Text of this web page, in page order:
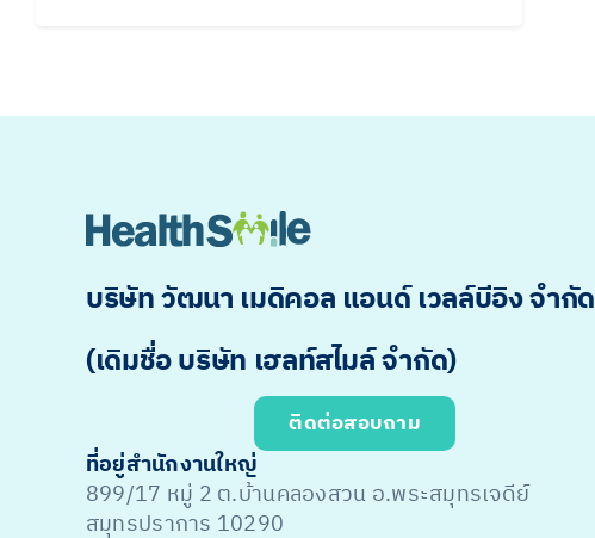
บริษัท วัฒนา เมดิคอล แอนด์ เวลล์บีอิง จำกัด
(เดิมชื่อ บริษัท เฮลท์สไมล์ จำกัด)
ติดต่อสอบถาม
ที่อยู่สำนักงานใหญ่
899/17 หมู่ 2 ต.บ้านคลองสวน อ.พระสมุทรเจดีย์
สมุทรปราการ 10290